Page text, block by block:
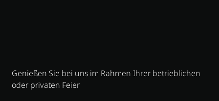
Genießen Sie bei uns im Rahmen Ihrer betrieblichen
oder privaten Feier